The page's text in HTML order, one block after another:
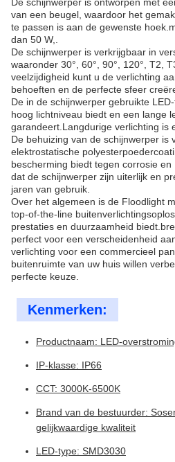
van een beugel, waardoor het
te passen is aan de gewenste
dan 50 W,.
De schijnwerper is verkrijgbaar in
waaronder 30°, 60°, 90°, 120°, T2,
veelzijdigheid kunt u de verlichting
behoeften en de perfecte sfeer
De in de schijnwerper gebruikte
hoog lichtniveau biedt en een lange
garandeert.Langdurige verlichting is
De behuizing van de schijnwerper is
elektrostatische
bescherming biedt tegen corrosie
dat de schijnwerper zijn uiterlijk en
jaren van gebruik.
Over het algemeen is de Floodlight
top-of-the-line
prestaties en duurzaamheid
perfect voor een verscheidenheid
verlichting voor een commercieel
buitenruimte van uw huis willen
perfecte keuze.
Kenmerken:
Productnaam: LED-
IP-klasse: IP66
CCT: 3000K-6500K
Brand van de bestuurder:
gelijkwaardige kwaliteit
LED-type: SMD3030